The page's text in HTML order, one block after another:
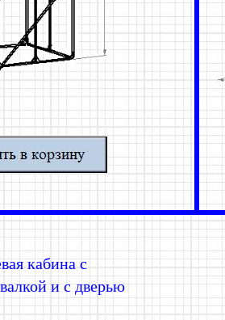
кабина с
и с дверью